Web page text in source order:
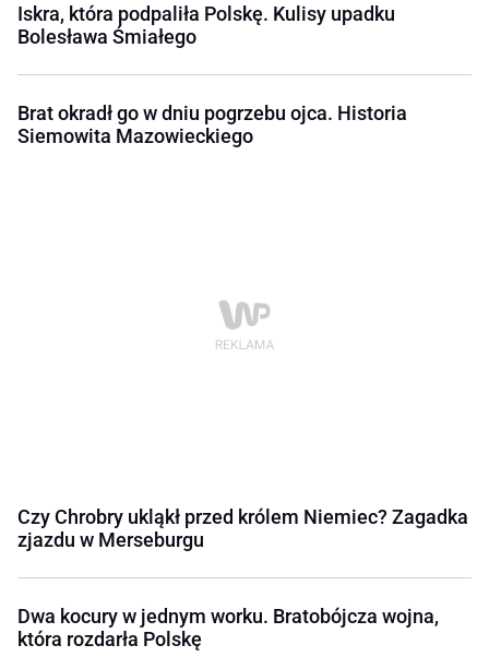
Iskra, która podpaliła Polskę. Kulisy upadku
Bolesława Śmiałego
Brat okradł go w dniu pogrzebu ojca. Historia
Siemowita Mazowieckiego
Czy Chrobry ukląkł przed królem Niemiec? Zagadka
zjazdu w Merseburgu
Dwa kocury w jednym worku. Bratobójcza wojna,
która rozdarła Polskę